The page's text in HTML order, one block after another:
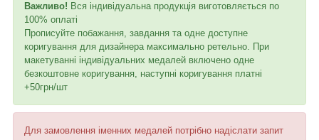
Важливо! Вся індивідуальна продукція виготовляється по
100% оплаті
Прописуйте побажання, завдання та одне доступне
коригування для дизайнера максимально ретельно. При
макетуванні індивідуальних медалей включено одне
безкоштовне коригування, наступні коригування платні
+50грн/шт
Для замовлення іменних медалей потрібно надіслати запит